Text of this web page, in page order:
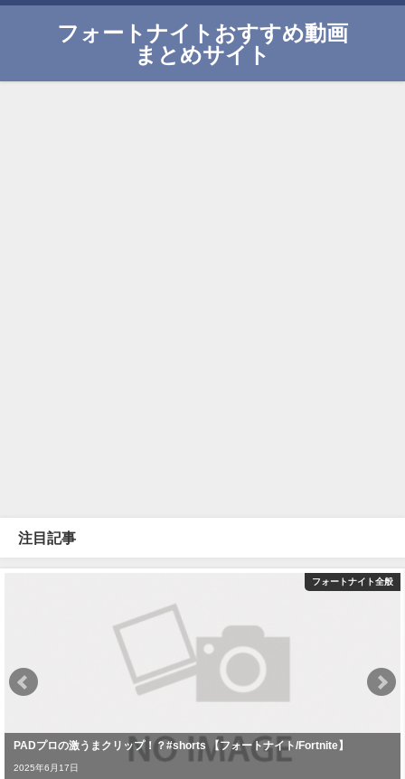
フォートナイトおすすめ動画
まとめサイト
注目記事
フォートナイト全般
PADプロの激うまクリップ！？#shorts 【フォートナイト/Fortnite】
2025年6月17日